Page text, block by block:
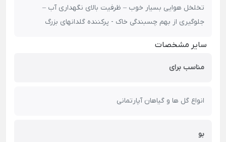
تخلخل هوایی بسیار خوب – ظرفیت بالای نگهداری آب –
جلوگیری از بهم چسبندگی خاک - پرکننده گلدانهای بزرگ
سایر مشخصات
مناسب برای
انواع گل ها و گیاهان آپارتمانی
بو